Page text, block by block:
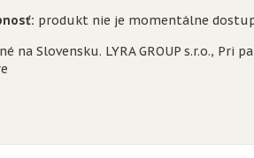
produkt nie je momentálne
na Slovensku. LYRA GROUP s.r.o., Pri